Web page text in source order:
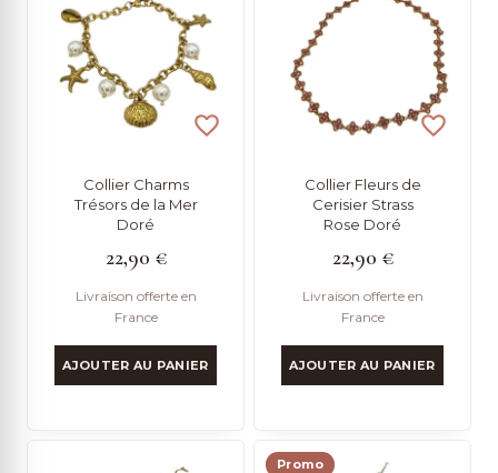
ancien
Collier Charms
Trésors de la Mer
Doré
22,90 €
Livraison offerte en
France
AJOUTER AU PANIER
Collier Fleurs de
Cerisier Strass
Rose Doré
22,90 €
Livraison offerte en
France
AJOUTER AU PANIER
Promo